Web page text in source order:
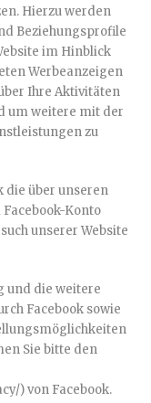
Hierzu werden
Beziehungsprofile
im Hinblick
Werbeanzeigen
Ihre Aktivitäten
um weitere mit der
zu
die über unseren
Konto
unserer Website
und die weitere
Facebook sowie
Sie bitte den
) von Facebook.